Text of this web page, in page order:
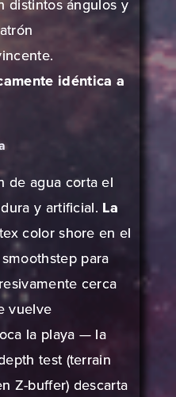
distintos ángulos y
idéntica a
de agua corta el
y artificial. La
color shore en el
para
cerca
vuelve
la playa — la
test (terrain
Z-buffer) descarta